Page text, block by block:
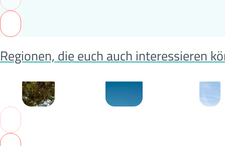
Regionen, die euch auch interessieren
Tansania Australien